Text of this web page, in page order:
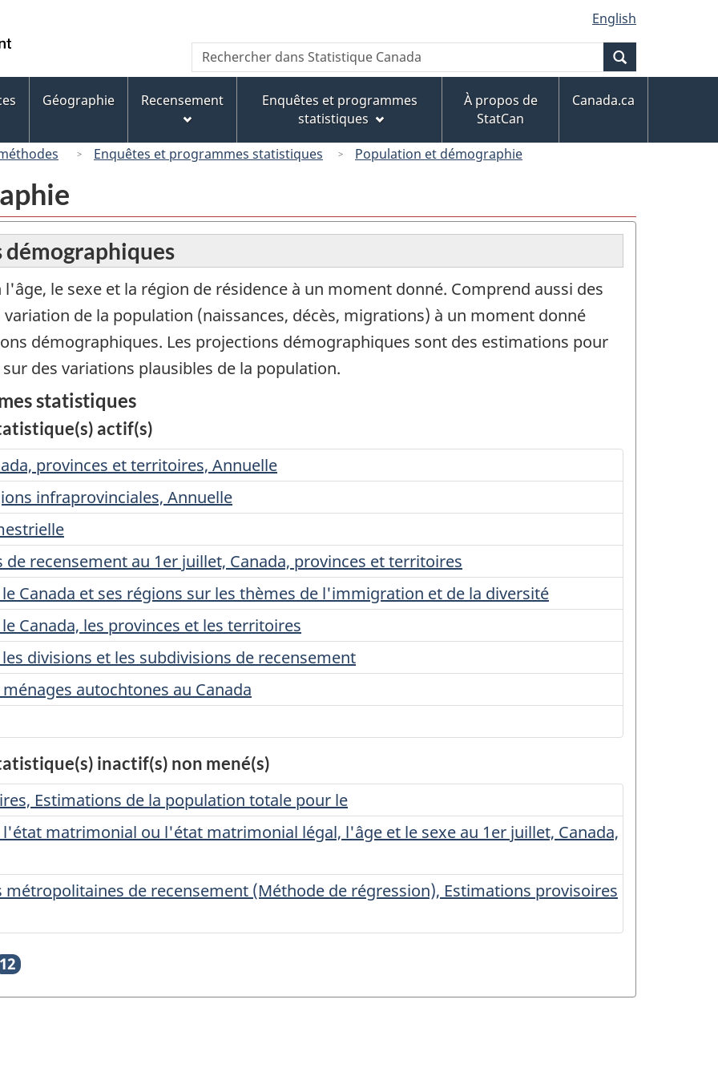
au
Gestionnaire
des
Invitations
au
contenu
principal
« À
propos
de
ce
version
HTML
simplifiée
English
Canada
Recherche
Rechercher
dans
Canada
Géographie Recensement
Enquêtes et programmes
statistiques
À propos de
StatCan
Canada.ca
Enquêtes et programmes statistiques Population et démographie
le sexe et la région de résidence à un moment donné. Comprend aussi des
de la population (naissances, décès, migrations) à un moment donné
démographiques. Les projections démographiques sont des estimations pour
des variations plausibles de la population.
statistiques
actif(s)
provinces et territoires, Annuelle
infraprovinciales, Annuelle
recensement au 1er juillet, Canada, provinces et territoires
Canada et ses régions sur les thèmes de l'immigration et de la diversité
Canada, les provinces et les territoires
divisions et les subdivisions de recensement
autochtones au Canada
inactif(s) non mené(s)
Estimations de la population totale pour le
matrimonial ou l'état matrimonial légal, l'âge et le sexe au 1er juillet, Canada,
de recensement (Méthode de régression), Estimations provisoires
12